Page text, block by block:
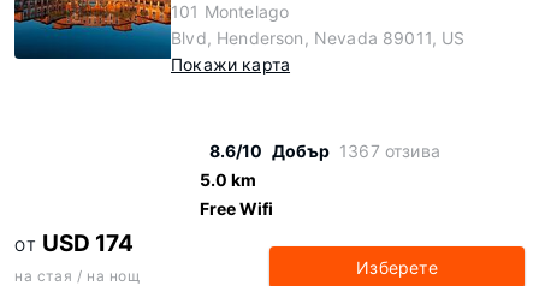
101 Montelago
Blvd, Henderson, Nevada 89011, US
Покажи карта
8.6/10 Добър 1367 отзива
5.0 km
Free Wifi
ОТ USD 174
на стая / на нощ Изберете